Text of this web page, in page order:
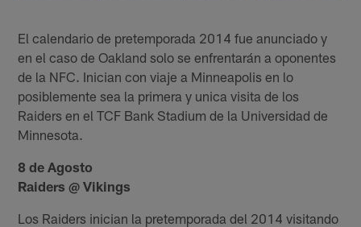
El calendario de pretemporada 2014 fue anunciado y
en el caso de Oakland solo se enfrentarán a oponentes
de la NFC. Inician con viaje a Minneapolis en lo
posiblemente sea la primera y unica visita de los
Raiders en el TCF Bank Stadium de la Universidad de
Minnesota.
8 de Agosto
Raiders @ Vikings
Los Raiders inician la pretemporada del 2014 visitando